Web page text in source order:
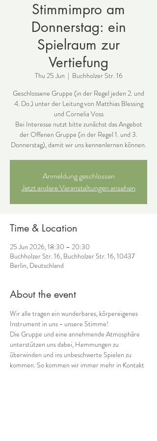
Stimmimpro am
Donnerstag: ein
Spielraum zur
Vertiefung
Thu 25 Jun
  |
Buchholzer Str. 16
Geschlossene Gruppe (in der Regel jeden 2. und
4. Do.) unter der Leitung von Matthias Blessing
und Cornelia Voss
Bei Interesse nutzt bitte zunächst das Angebot
der Offenen Gruppe (in der Regel 1. und 3.
Donnerstag), damit wir uns kennenlernen können.
Anmeldung geschlossen
Jetzt andere Veranstaltungen ansehen
Time & Location
25 Jun 2026, 18:30 – 20:30
Buchholzer Str. 16, Buchholzer Str. 16, 10437
Berlin, Deutschland
About the event
Wir alle tragen ein wunderbares, körpereigenes
Instrument in uns - unsere Stimme!
Die Gruppe und eine annehmende Atmosphäre
unterstützen uns dabei, Hemmungen zu
überwinden und ins unbeschwerte Spielen zu
kommen. So kommen wir immer mehr in Kontakt